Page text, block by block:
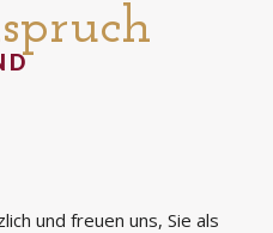
und freuen uns, Sie als